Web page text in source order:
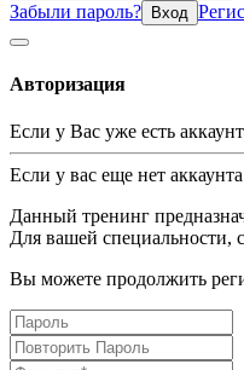
Забыли пароль? Вход
Авторизация
Если у Вас уже есть
Если у вас еще нет
Данный тренинг
Для вашей специальности,
Вы можете продолжить